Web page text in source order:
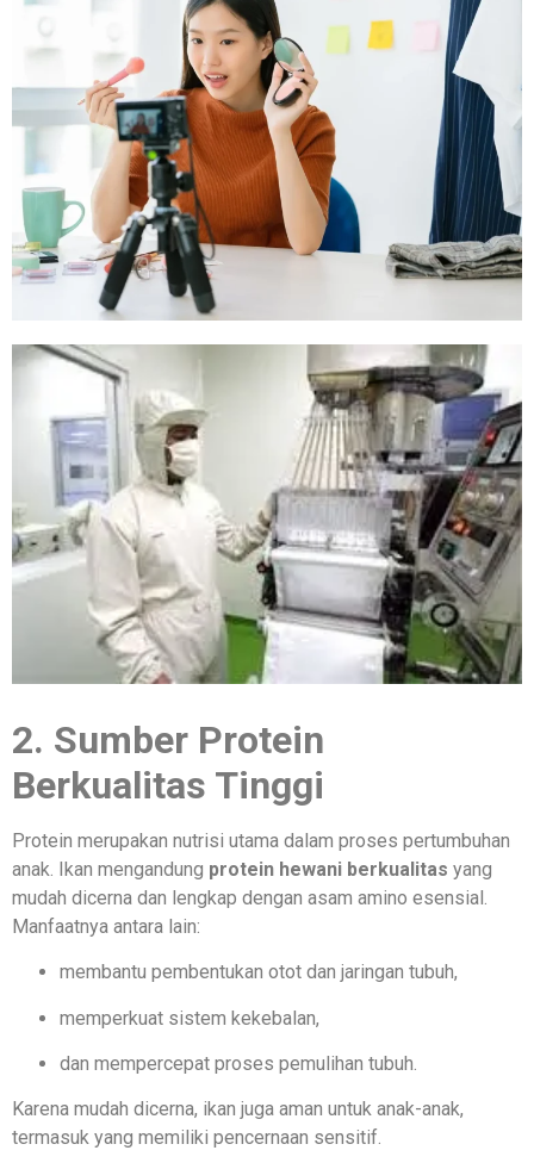
2. Sumber Protein
Berkualitas Tinggi
Protein merupakan nutrisi utama dalam proses pertumbuhan
anak. Ikan mengandung protein hewani berkualitas yang
mudah dicerna dan lengkap dengan asam amino esensial.
Manfaatnya antara lain:
membantu pembentukan otot dan jaringan tubuh,
memperkuat sistem kekebalan,
dan mempercepat proses pemulihan tubuh.
Karena mudah dicerna, ikan juga aman untuk anak-anak,
termasuk yang memiliki pencernaan sensitif.